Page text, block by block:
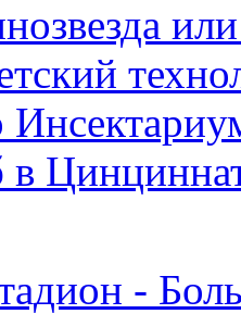
-